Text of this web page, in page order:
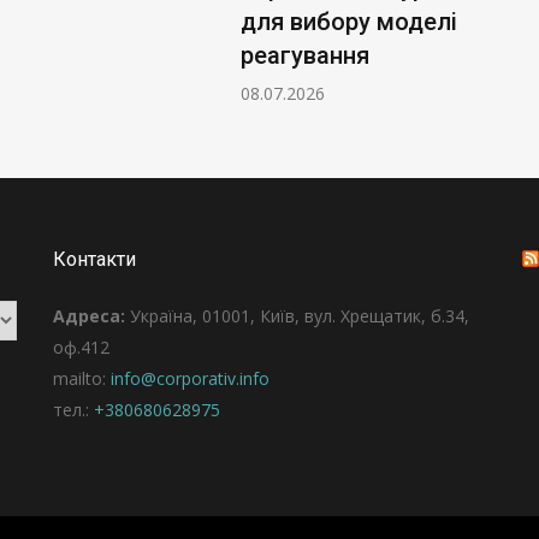
для вибору моделі
реагування
08.07.2026
Контакти
Адреса: Україна, 01001, Київ, вул. Хрещатик, б.34,
оф.412
mailto: info@corporativ.info
тел.: +380680628975